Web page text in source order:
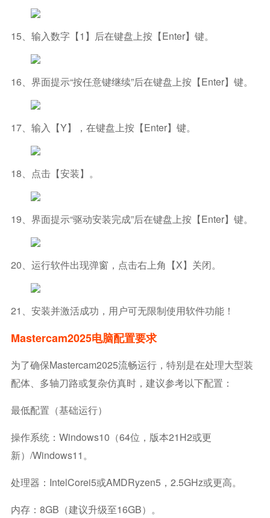
15、输入数字【1】后在键盘上按【Enter】键。
16、界面提示“按任意键继续”后在键盘上按【Enter】键。
17、输入【Y】，在键盘上按【Enter】键。
18、点击【安装】。
19、界面提示“驱动安装完成”后在键盘上按【Enter】键。
20、运行软件出现弹窗，点击右上角【X】关闭。
21、安装并激活成功，用户可无限制使用软件功能！
Mastercam2025电脑配置要求
为了确保Mastercam2025流畅运行，特别是在处理大型装
配体、多轴刀路或复杂仿真时，建议参考以下配置：
最低配置（基础运行）
操作系统：Windows10（64位，版本21H2或更
新）/Windows11。
处理器：IntelCorei5或AMDRyzen5，2.5GHz或更高。
内存：8GB（建议升级至16GB）。